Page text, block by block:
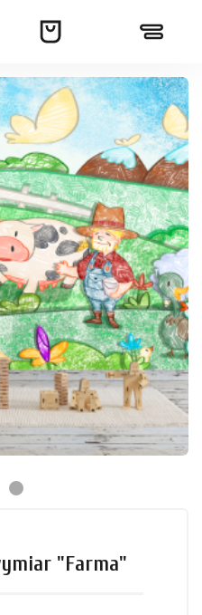
"Farma"